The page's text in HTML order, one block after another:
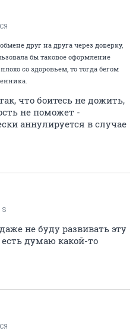
друг на друга через доверку,
бы таковое оформление
со здоровьем, то тогда бегом
что боитесь не дожить,
не поможет -
аннулируется в случае
S
не буду развивать эту
думаю какой-то